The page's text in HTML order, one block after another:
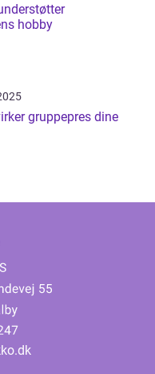
hobby
gruppepres dine